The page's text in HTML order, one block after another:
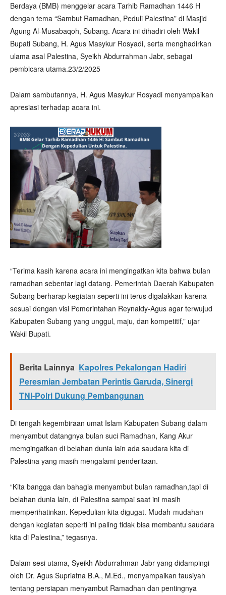
Berdaya (BMB) menggelar acara Tarhib Ramadhan 1446 H
dengan tema “Sambut Ramadhan, Peduli Palestina” di Masjid
Agung Al-Musabaqoh, Subang. Acara ini dihadiri oleh Wakil
Bupati Subang, H. Agus Masykur Rosyadi, serta menghadirkan
ulama asal Palestina, Syeikh Abdurrahman Jabr, sebagai
pembicara utama.23/2/2025
Dalam sambutannya, H. Agus Masykur Rosyadi menyampaikan
apresiasi terhadap acara ini.
“Terima kasih karena acara ini mengingatkan kita bahwa bulan
ramadhan sebentar lagi datang. Pemerintah Daerah Kabupaten
Subang berharap kegiatan seperti ini terus digalakkan karena
sesuai dengan visi Pemerintahan Reynaldy-Agus agar terwujud
Kabupaten Subang yang unggul, maju, dan kompetitif,” ujar
Wakil Bupati.
Berita Lainnya Kapolres Pekalongan Hadiri
Peresmian Jembatan Perintis Garuda, Sinergi
TNI-Polri Dukung Pembangunan
Di tengah kegembiraan umat Islam Kabupaten Subang dalam
menyambut datangnya bulan suci Ramadhan, Kang Akur
memgingatkan di belahan dunia lain ada saudara kita di
Palestina yang masih mengalami penderitaan.
“Kita bangga dan bahagia menyambut bulan ramadhan,tapi di
belahan dunia lain, di Palestina sampai saat ini masih
memperihatinkan. Kepedulian kita digugat. Mudah-mudahan
dengan kegiatan seperti ini paling tidak bisa membantu saudara
kita di Palestina,” tegasnya.
Dalam sesi utama, Syeikh Abdurrahman Jabr yang didampingi
oleh Dr. Agus Supriatna B.A., M.Ed., menyampaikan tausiyah
tentang persiapan menyambut Ramadhan dan pentingnya